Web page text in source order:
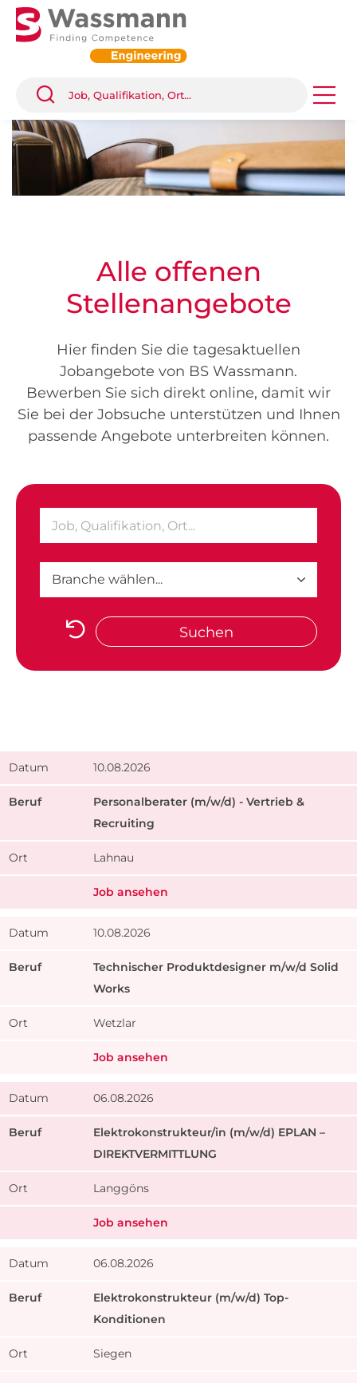
Alle offenen
Stellenangebote
Hier finden Sie die tagesaktuellen
Jobangebote von BS Wassmann.
Bewerben Sie sich direkt online, damit wir
Sie bei der Jobsuche unterstützen und Ihnen
passende Angebote unterbreiten können.
Suchen
10.08.2026
Personalberater (m/w/d) - Vertrieb &
Recruiting
Lahnau
Job ansehen
10.08.2026
Technischer Produktdesigner m/w/d Solid
Works
Wetzlar
Job ansehen
06.08.2026
Elektrokonstrukteur/in (m/w/d) EPLAN –
DIREKTVERMITTLUNG
Langgöns
Job ansehen
06.08.2026
Elektrokonstrukteur (m/w/d) Top-
Konditionen
Siegen